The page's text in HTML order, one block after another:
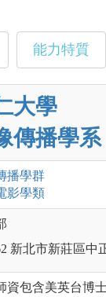
能力特質
大學
傳播學系
播學群
影學類
新北市新莊區中
資包含美英台博